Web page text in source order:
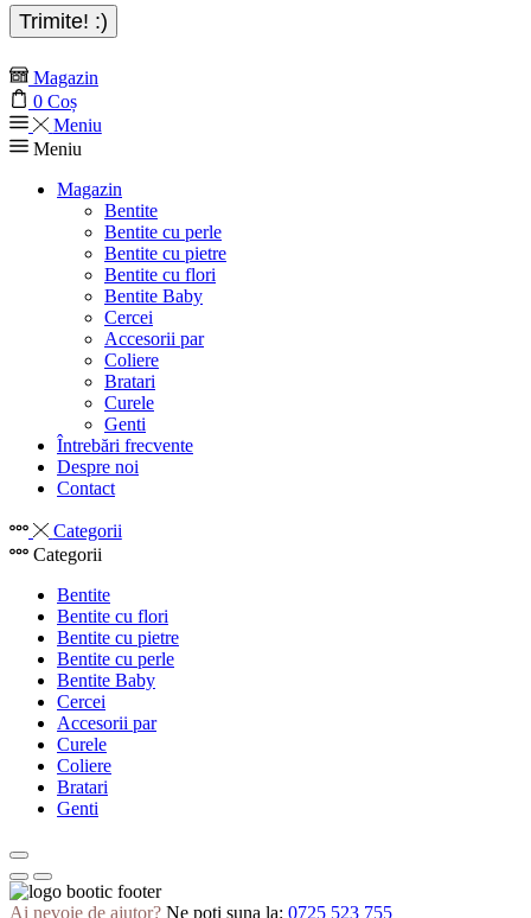
Magazin
0 Coș
Meniu
Meniu
Magazin
Bentite
Bentite cu perle
Bentite cu pietre
Bentite cu flori
Bentite Baby
Cercei
Accesorii par
Coliere
Bratari
Curele
Genti
Întrebări frecvente
Despre noi
Contact
Categorii
Categorii
Bentite
Bentite cu flori
Bentite cu pietre
Bentite cu perle
Bentite Baby
Cercei
Accesorii par
Curele
Coliere
Bratari
Genti
Ai nevoie de ajutor? Ne poți suna la: 0725 523 755